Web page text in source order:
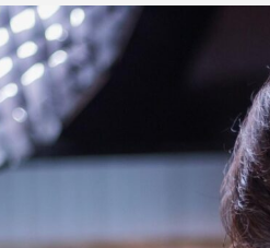
第7回 成原佑太郎コラ
ム『自分との約束は
必ず資産になる』